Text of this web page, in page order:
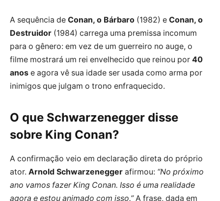
A sequência de Conan, o Bárbaro (1982) e Conan, o
Destruidor (1984) carrega uma premissa incomum
para o gênero: em vez de um guerreiro no auge, o
filme mostrará um rei envelhecido que reinou por 40
anos e agora vê sua idade ser usada como arma por
inimigos que julgam o trono enfraquecido.
O que Schwarzenegger disse
sobre King Conan?
A confirmação veio em declaração direta do próprio
ator. Arnold Schwarzenegger afirmou: “No próximo
ano vamos fazer King Conan. Isso é uma realidade
agora e estou animado com isso.”A frase, dada em